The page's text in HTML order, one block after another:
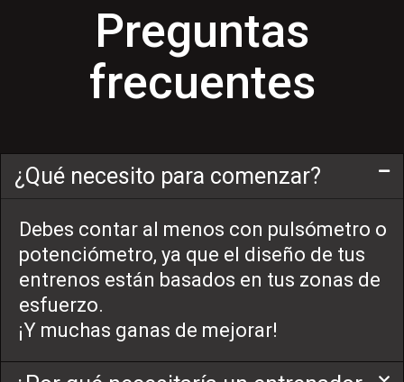
Preguntas
frecuentes
¿Qué necesito para comenzar?
Debes contar al menos con pulsómetro o
potenciómetro, ya que el diseño de tus
entrenos están basados en tus zonas de
esfuerzo.
¡Y muchas ganas de mejorar!